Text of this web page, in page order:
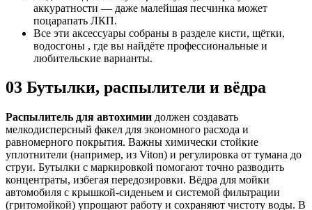
аккуратности — даже малейшая песчинка может
поцарапать ЛКП.
Все эти аксессуары собраны в разделе кисти, щётки,
водосгоны , где вы найдёте профессиональные и
любительские варианты.
03 Бутылки, распылители и вёдра
Распылитель для автохимии должен создавать
мелкодисперсный факел для экономного расхода и
равномерного покрытия. Важны химически стойкие
уплотнители (например, из Viton) и регулировка от тумана до
струи. Бутылки с маркировкой помогают точно разводить
концентраты, избегая передозировки. Вёдра для мойки
автомобиля с крышкой-сиденьем и системой фильтрации
(гритомойкой) упрощают работу и сохраняют чистоту воды. В